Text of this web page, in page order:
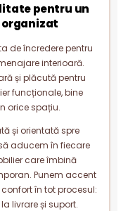
pentru un
organizat
de încredere pentru
interioară.
și plăcută pentru
funcționale, bine
orice spațiu.
și orientată spre
aducem în fiecare
care îmbină
Punem accent
în tot procesul:
livrare și suport.